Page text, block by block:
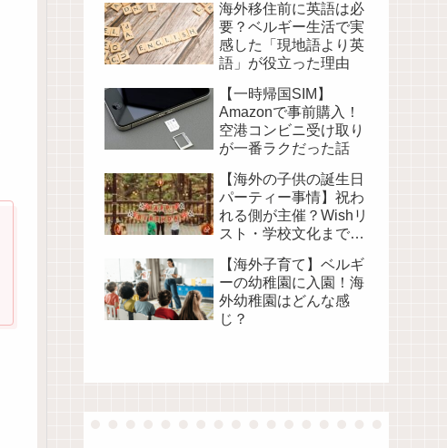
海外移住前に英語は必
要？ベルギー生活で実
感した「現地語より英
語」が役立った理由
【一時帰国SIM】
Amazonで事前購入！
空港コンビニ受け取り
が一番ラクだった話
【海外の子供の誕生日
パーティー事情】祝わ
れる側が主催？Wishリ
スト・学校文化まで徹
【海外子育て】ベルギ
ーの幼稚園に入園！海
外幼稚園はどんな感
じ？